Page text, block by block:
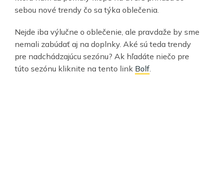
sebou nové trendy čo sa týka oblečenia.
Nejde iba výlučne o oblečenie, ale pravdaže by sme
nemali zabúdať aj na doplnky. Aké sú teda trendy
pre nadchádzajúcu sezónu? Ak hľadáte niečo pre
túto sezónu kliknite na tento link Bolf